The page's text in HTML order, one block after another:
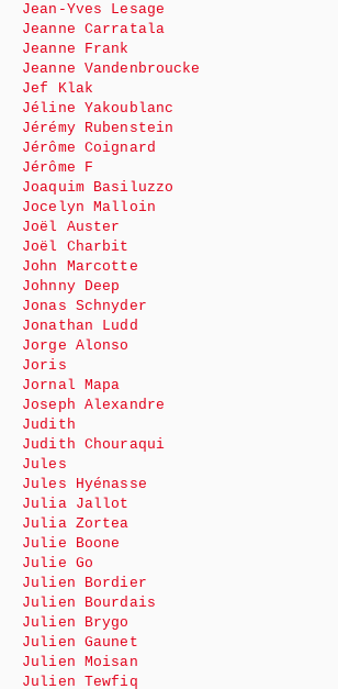
Jean-Yves Lesage
Jeanne Carratala
Jeanne Frank
Jeanne Vandenbroucke
Jef Klak
Jéline Yakoublanc
Jérémy Rubenstein
Jérôme Coignard
Jérôme F
Joaquim Basiluzzo
Jocelyn Malloin
Joël Auster
Joël Charbit
John Marcotte
Johnny Deep
Jonas Schnyder
Jonathan Ludd
Jorge Alonso
Joris
Jornal Mapa
Joseph Alexandre
Judith
Judith Chouraqui
Jules
Jules Hyénasse
Julia Jallot
Julia Zortea
Julie Boone
Julie Go
Julien Bordier
Julien Bourdais
Julien Brygo
Julien Gaunet
Julien Moisan
Julien Tewfiq